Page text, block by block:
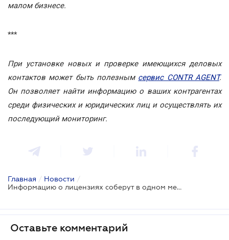
малом бизнесе.
***
При установке новых и проверке имеющихся деловых
контактов может быть полезным сервис CONTR AGENT.
Он позволяет найти информацию о ваших контрагентах
среди физических и юридических лиц и осуществлять их
последующий мониторинг.
Главная / Новости /
Информацию о лицензиях соберут в одном месте
Оставьте комментарий